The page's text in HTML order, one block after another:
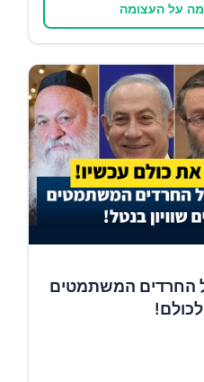
על העצומה
החרדים המשתמטים